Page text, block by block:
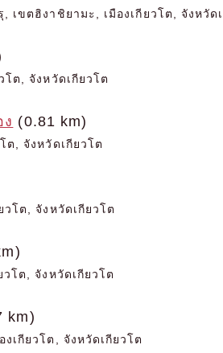
ขตฮิงาชิยามะ, เมืองเกียวโต, จังหวัด
ต, จังหวัดเกียวโต
(0.81 km)
ต, จังหวัดเกียวโต
โต, จังหวัดเกียวโต
โต, จังหวัดเกียวโต
km)
เกียวโต, จังหวัดเกียวโต